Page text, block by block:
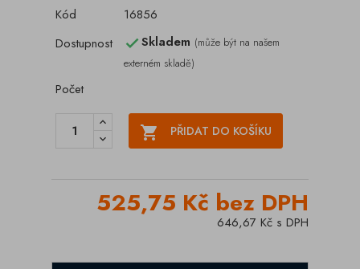
Kód
16856
Dostupnost
Skladem (může být na našem
externém skladě)
Počet
 PŘIDAT DO KOŠÍKU
525,75 Kč bez DPH
646,67 Kč s DPH